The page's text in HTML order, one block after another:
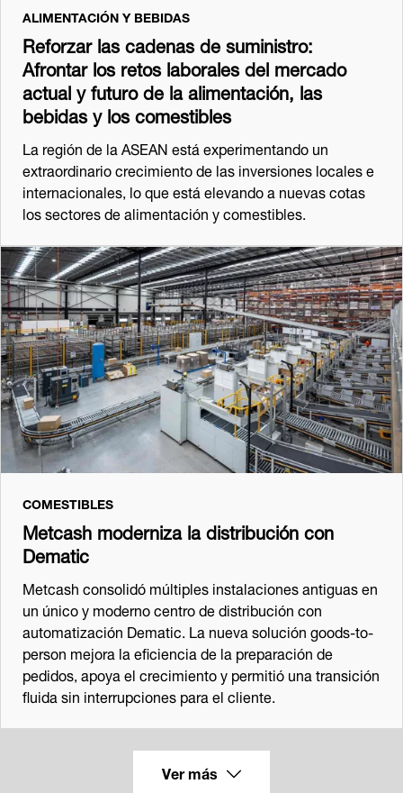
ALIMENTACIÓN Y BEBIDAS
Reforzar las cadenas de suministro:
Afrontar los retos laborales del mercado
actual y futuro de la alimentación, las
bebidas y los comestibles
La región de la ASEAN está experimentando un
extraordinario crecimiento de las inversiones locales e
internacionales, lo que está elevando a nuevas cotas
los sectores de alimentación y comestibles.
COMESTIBLES
Metcash moderniza la distribución con
Dematic
Metcash consolidó múltiples instalaciones antiguas en
un único y moderno centro de distribución con
automatización Dematic. La nueva solución goods-to-
person mejora la eficiencia de la preparación de
pedidos, apoya el crecimiento y permitió una transición
fluida sin interrupciones para el cliente.
Ver más